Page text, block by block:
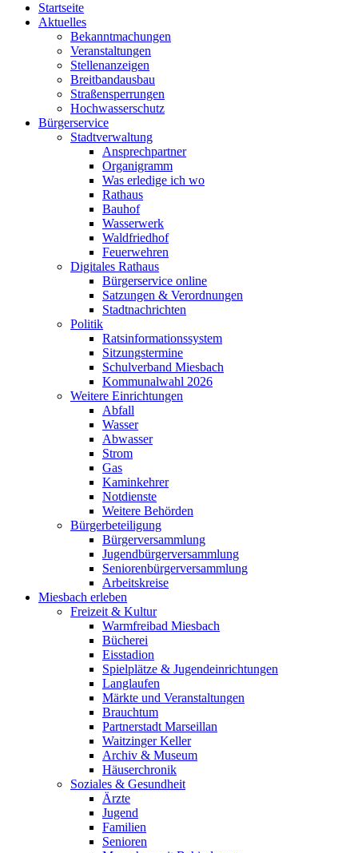
Startseite
Aktuelles
Bekanntmachungen
Veranstaltungen
Stellenanzeigen
Breitbandausbau
Straßensperrungen
Hochwasserschutz
Bürgerservice
Stadtverwaltung
Ansprechpartner
Organigramm
Was erledige ich wo
Rathaus
Bauhof
Wasserwerk
Waldfriedhof
Feuerwehren
Digitales Rathaus
Bürgerservice online
Satzungen & Verordnungen
Stadtnachrichten
Politik
Ratsinformationssystem
Sitzungstermine
Schulverband Miesbach
Kommunalwahl 2026
Weitere Einrichtungen
Abfall
Wasser
Abwasser
Strom
Gas
Kaminkehrer
Notdienste
Weitere Behörden
Bürgerbeteiligung
Bürgerversammlung
Jugendbürgerversammlung
Seniorenbürgerversammlung
Arbeitskreise
Miesbach erleben
Freizeit & Kultur
Warmfreibad Miesbach
Bücherei
Eisstadion
Spielplätze & Jugendeinrichtungen
Langlaufen
Märkte und Veranstaltungen
Brauchtum
Partnerstadt Marseillan
Waitzinger Keller
Archiv & Museum
Häuserchronik
Soziales & Gesundheit
Ärzte
Jugend
Familien
Senioren